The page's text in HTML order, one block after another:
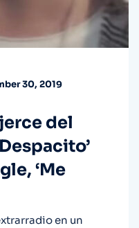
30, 2019
del
‘Me
en un